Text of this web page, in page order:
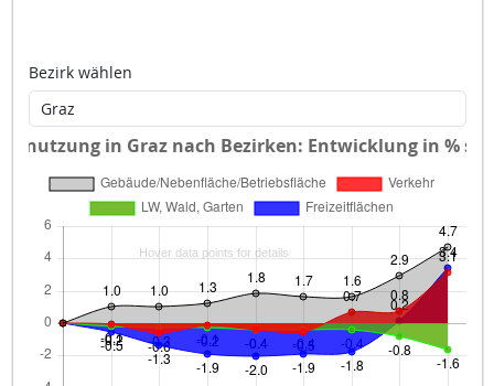
Bezirk wählen